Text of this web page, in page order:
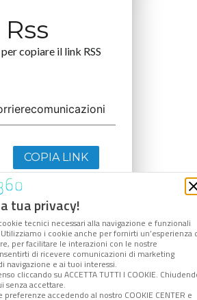
tua privacy!
tecnici necessari alla navigazione e funzionali
i cookie anche per fornirti un’esperienza
per facilitare le interazioni con le nostre
di ricevere comunicazioni di marketing
navigazione e ai tuoi interessi.
cliccando su ACCETTA TUTTI I COOKIE.
senza accettare.
accedendo al nostro COOKIE CENTER e
copiare il link RSS
COPIA LINK